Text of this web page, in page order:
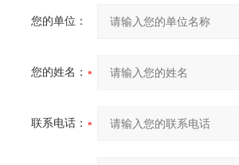
您的单位：
您的姓名：
联系电话：